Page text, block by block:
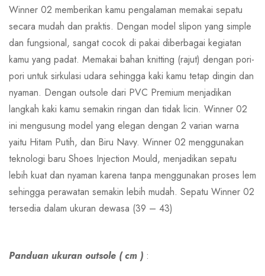
Winner 02 memberikan kamu pengalaman memakai sepatu
secara mudah dan praktis. Dengan model slipon yang simple
dan fungsional, sangat cocok di pakai diberbagai kegiatan
kamu yang padat. Memakai bahan knitting (rajut) dengan pori-
pori untuk sirkulasi udara sehingga kaki kamu tetap dingin dan
nyaman. Dengan outsole dari PVC Premium menjadikan
langkah kaki kamu semakin ringan dan tidak licin. Winner 02
ini mengusung model yang elegan dengan 2 varian warna
yaitu Hitam Putih, dan Biru Navy. Winner 02 menggunakan
teknologi baru Shoes Injection Mould, menjadikan sepatu
lebih kuat dan nyaman karena tanpa menggunakan proses lem
sehingga perawatan semakin lebih mudah. Sepatu Winner 02
tersedia dalam ukuran dewasa (39 – 43)
Panduan ukuran outsole ( cm ) :